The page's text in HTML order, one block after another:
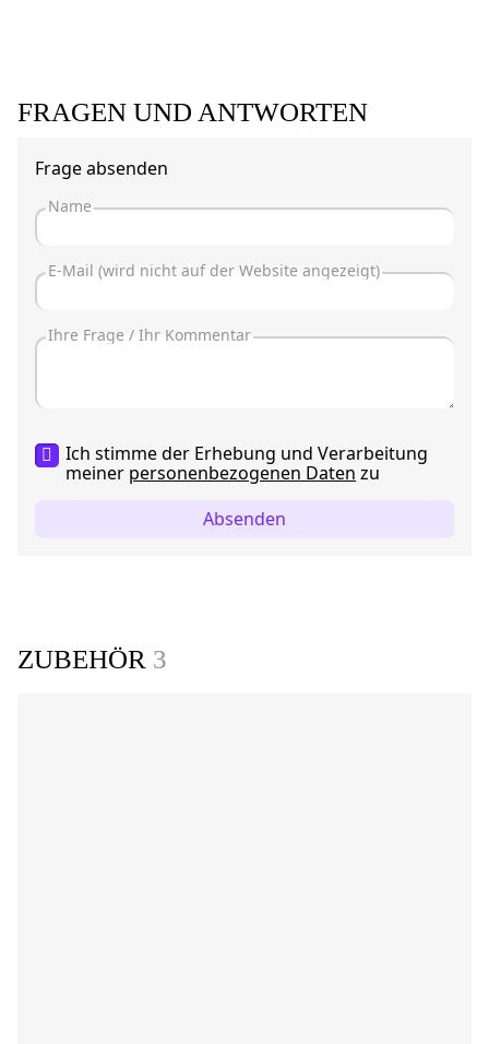
FRAGEN UND ANTWORTEN
Frage absenden
Ich stimme der Erhebung und Verarbeitung
meiner personenbezogenen Daten zu
Absenden
ZUBEHÖR 3